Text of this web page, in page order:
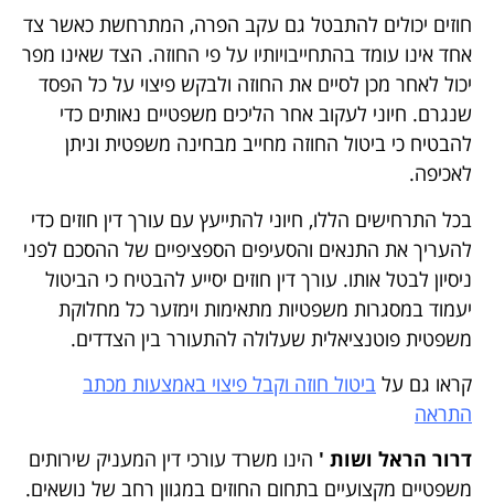
חוזים יכולים להתבטל גם עקב הפרה, המתרחשת כאשר צד
אחד אינו עומד בהתחייבויותיו על פי החוזה. הצד שאינו מפר
יכול לאחר מכן לסיים את החוזה ולבקש פיצוי על כל הפסד
שנגרם. חיוני לעקוב אחר הליכים משפטיים נאותים כדי
להבטיח כי ביטול החוזה מחייב מבחינה משפטית וניתן
לאכיפה.
בכל התרחישים הללו, חיוני להתייעץ עם עורך דין חוזים כדי
להעריך את התנאים והסעיפים הספציפיים של ההסכם לפני
ניסיון לבטל אותו. עורך דין חוזים יסייע להבטיח כי הביטול
יעמוד במסגרות משפטיות מתאימות וימזער כל מחלוקת
משפטית פוטנציאלית שעלולה להתעורר בין הצדדים.
קראו גם על ביטול חוזה וקבל פיצוי באמצעות מכתב
התראה
דרור הראל ושות ' הינו משרד עורכי דין המעניק שירותים
משפטיים מקצועיים בתחום החוזים במגוון רחב של נושאים.